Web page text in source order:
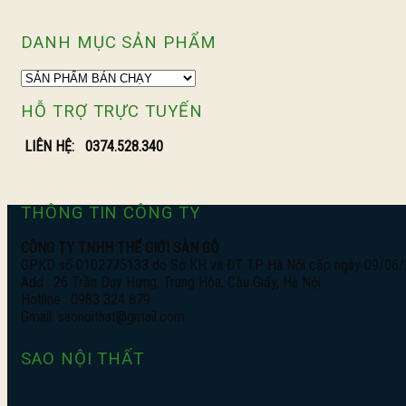
DANH MỤC SẢN PHẨM
HỖ TRỢ TRỰC TUYẾN
LIÊN HỆ: 0374.528.340
THÔNG TIN CÔNG TY
CÔNG TY TNHH THẾ GIỚI SÀN GỖ
GPKD số 0102775133 do Sở KH và ĐT TP Hà Nội cấp ngày 09/
Add : 26 Trần Duy Hưng, Trung Hòa, Cầu Giấy, Hà Nội
Hotline : 0983 324 879
Gmail: saonoithat@gmail.com
SAO NỘI THẤT